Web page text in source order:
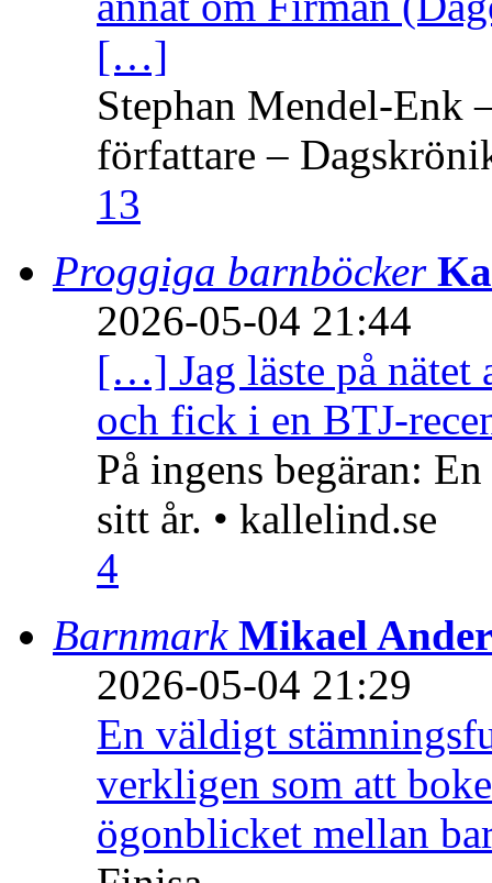
[…]
Stephan Mendel-Enk
författare –
13
Proggiga barnböcker
2026-05-04 21:44
[…] Jag läste på nätet
och fick i en BTJ-
På ingens begäran:
sitt år. • kallelind.se
4
Barnmark Mikael
2026-05-04 21:29
En väldigt
verkligen som att
ögonblicket mellan